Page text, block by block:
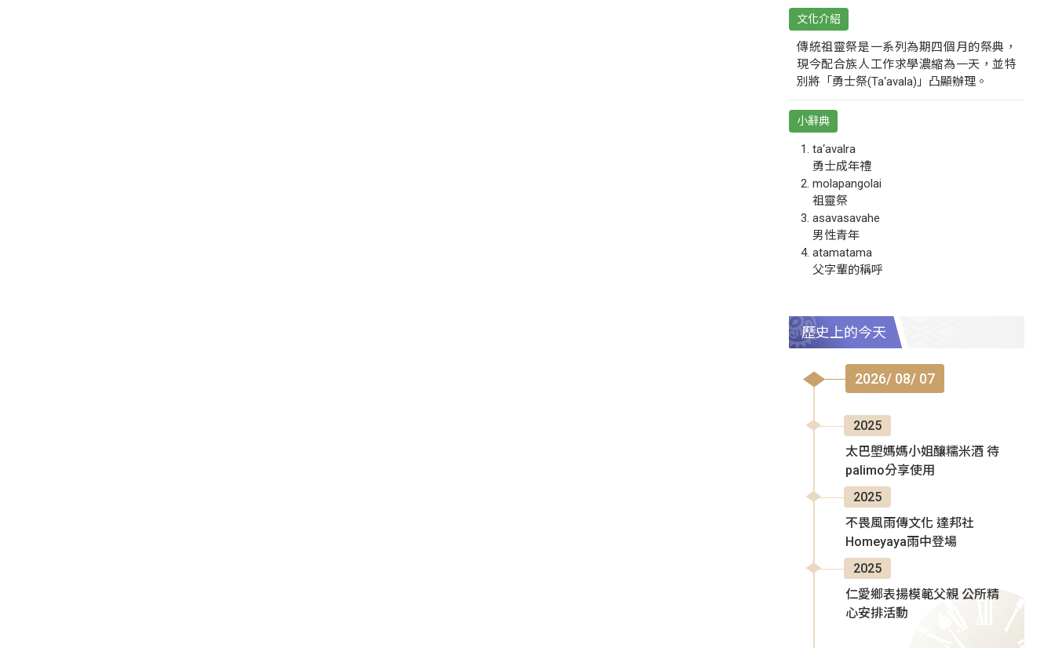
文化介紹
傳統祖靈祭是一系列為期四個月的祭典，
現今配合族人工作求學濃縮為一天，並特
別將「勇士祭(Ta‘avala)」凸顯辦理。
小辭典
ta‘avalra
勇士成年禮
molapangolai
祖靈祭
asavasavahe
男性青年
atamatama
父字輩的稱呼
歷史上的今天
2026/ 08/ 07
2025
太巴塱媽媽小姐釀糯米酒 待
palimo分享使用
2025
不畏風雨傳文化 達邦社
Homeyaya雨中登場
2025
仁愛鄉表揚模範父親 公所精
心安排活動